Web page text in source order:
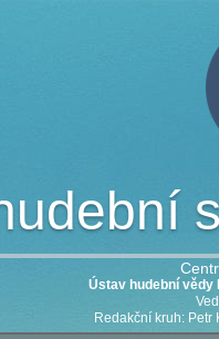
Ústav hudební
Redakční kruh: Petr